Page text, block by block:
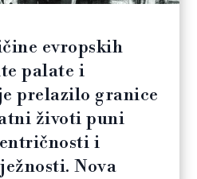
evropskih
palate i
prelazilo granice
životi puni
i
Nova